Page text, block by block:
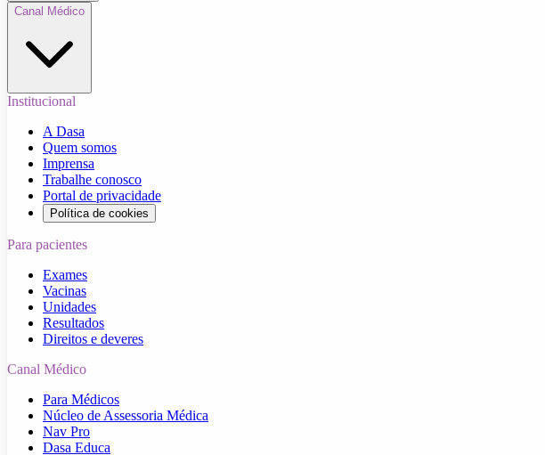
Canal Médico
Institucional
A Dasa
Quem somos
Imprensa
Trabalhe conosco
Portal de privacidade
Política de cookies
Para pacientes
Exames
Vacinas
Unidades
Resultados
Direitos e deveres
Canal Médico
Para Médicos
Núcleo de Assessoria Médica
Nav Pro
Dasa Educa